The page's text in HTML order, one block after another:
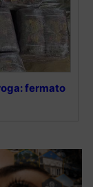
fermato